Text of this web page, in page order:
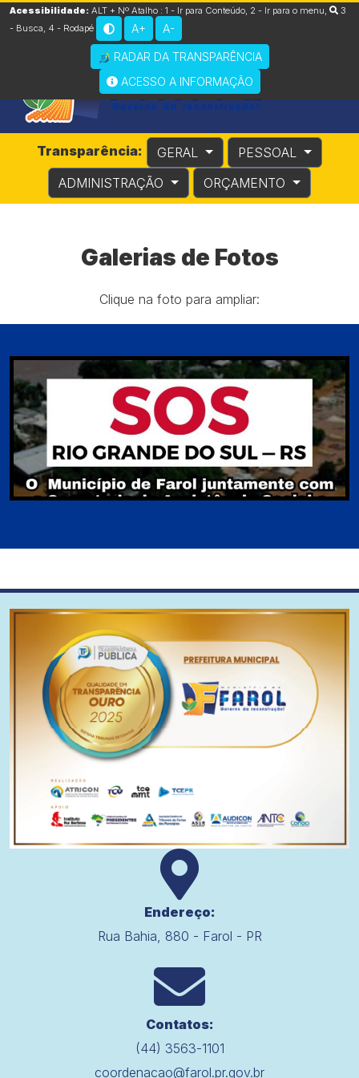
Acessibilidade: ALT + Nº Atalho : 1 - Ir para Conteúdo, 2 - Ir para o menu,
3
- Busca 4 - Rodapé A+ A-
RADAR DA TRANSPARÊNCIA
ACESSO A INFORMAÇÃO
Transparência: GERAL
PESSOAL
ADMINISTRAÇÃO
ORÇAMENTO
Galerias de Fotos
Clique na foto para ampliar:
Endereço:
Rua Bahia, 880 - Farol - PR
Contatos:
(44) 3563-1101
coordenacao@farol.pr.gov.br